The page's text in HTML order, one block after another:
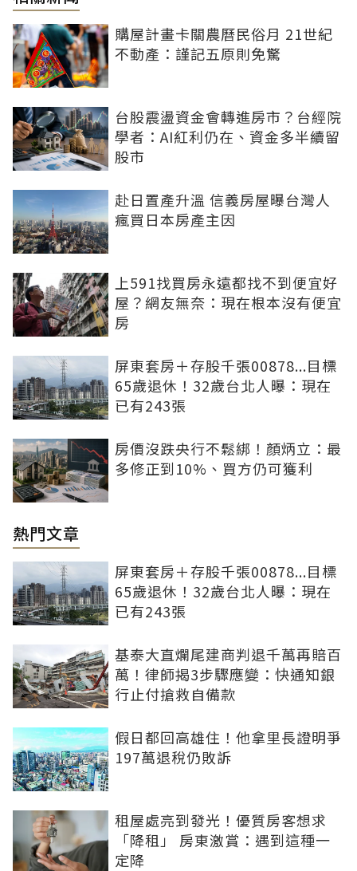
購屋計畫卡關農曆民俗月 21世紀
不動產：謹記五原則免驚
台股震盪資金會轉進房市？台經院
學者：AI紅利仍在、資金多半續留
股市
赴日置產升溫 信義房屋曝台灣人
瘋買日本房產主因
上591找買房永遠都找不到便宜好
屋？網友無奈：現在根本沒有便宜
房
屏東套房＋存股千張00878...目標
65歲退休！32歲台北人曝：現在
已有243張
房價沒跌央行不鬆綁！顏炳立：最
多修正到10%、買方仍可獲利
熱門文章
屏東套房＋存股千張00878...目標
65歲退休！32歲台北人曝：現在
已有243張
基泰大直爛尾建商判退千萬再賠百
萬！律師揭3步驟應變：快通知銀
行止付搶救自備款
假日都回高雄住！他拿里長證明爭
197萬退稅仍敗訴
租屋處亮到發光！優質房客想求
「降租」 房東激賞：遇到這種一
定降